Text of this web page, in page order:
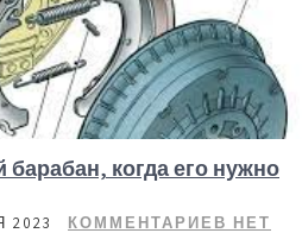
барабан, когда его нужно
КОММЕНТАРИЕВ НЕТ